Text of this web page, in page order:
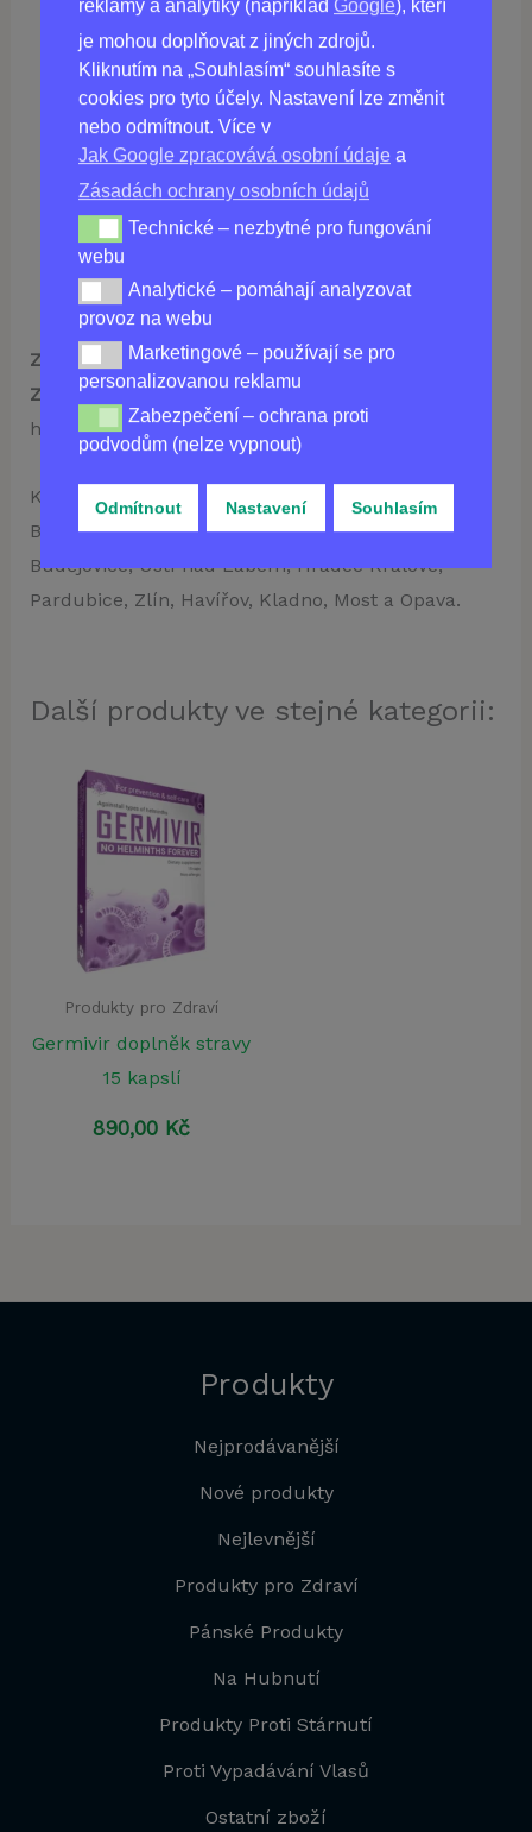
reklamy a analytiky (například Google), kteří
je mohou doplňovat z jiných zdrojů.
Kliknutím na „Souhlasím“ souhlasíte s
cookies pro tyto účely. Nastavení lze změnit
nebo odmítnout. Více v
Jak Google zpracovává osobní údaje a
Zásadách ochrany osobních údajů
Technické – nezbytné pro fungování webu
Technické – nezbytné pro fungování
webu
Analytické – pomáhají analyzovat provoz na webu
Analytické – pomáhají analyzovat
provoz na webu
Marketingové – používají se pro personalizovanou
Marketingové – používají se pro
personalizovanou reklamu
Zabezpečení – ochrana proti podvodům (nelze
Zabezpečení – ochrana proti
podvodům (nelze vypnout)
Odmítnout Nastavení Souhlasím
990,00Kč
Není skladem
Způsoby dopravy a jejich cena: Doprava zdarma.
Způsoby platby: Dobírka (platba bude provedena v
hotovosti při převzetí zboží od přepravce).
Kupujte online UpVision
v České republice: Praha,
Brno, Ostrava, Plzeň, Liberec, Olomouc, České
Budějovice, Ústí nad Labem, Hradec Králové,
Pardubice, Zlín, Havířov, Kladno, Most a Opava.
Další produkty ve stejné kategorii:
Produkty pro Zdraví
Germivir doplněk stravy
15 kapslí
890,00 Kč
Produkty
Nejprodávanější
Nové produkty
Nejlevnější
Produkty pro Zdraví
Pánské Produkty
Na Hubnutí
Produkty Proti Stárnutí
Proti Vypadávání Vlasů
Ostatní zboží